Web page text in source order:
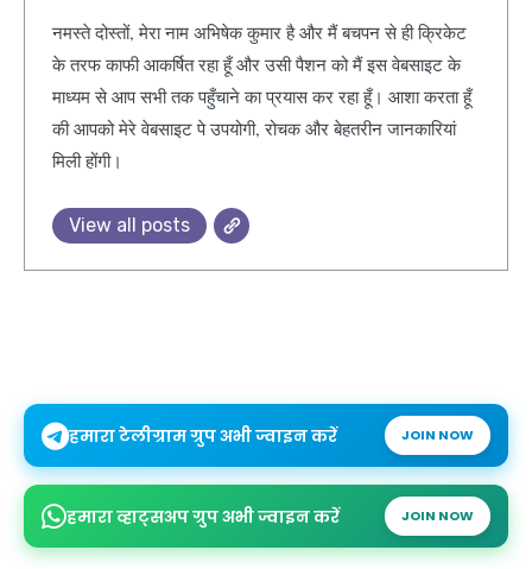
नमस्ते दोस्तों, मेरा नाम अभिषेक कुमार है और मैं बचपन से ही क्रिकेट
के तरफ काफी आकर्षित रहा हूँ और उसी पैशन को मैं इस वेबसाइट के
माध्यम से आप सभी तक पहुँचाने का प्रयास कर रहा हूँ। आशा करता हूँ
की आपको मेरे वेबसाइट पे उपयोगी, रोचक और बेहतरीन जानकारियां
मिली होंगी।
View all posts
हमारा टेलीग्राम ग्रुप अभी ज्वाइन करें JOIN NOW
हमारा व्हाट्सअप ग्रुप अभी ज्वाइन करें JOIN NOW